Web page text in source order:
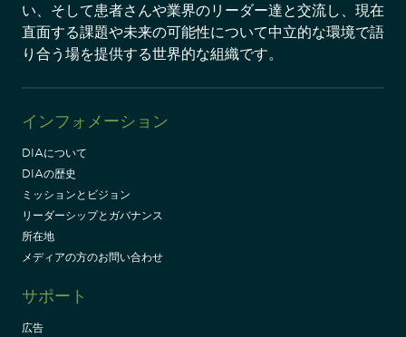
い、そして患者さんや業界のリーダー達と交流し、現在
直面する課題や未来の可能性について中立的な環境で語
り合う場を提供する世界的な組織です。
インフォメーション
DIAについて
DIAの歴史
ミッションとビジョン
リーダーシップとガバナンス
所在地
メディアの方のお問い合わせ
サポート
広告